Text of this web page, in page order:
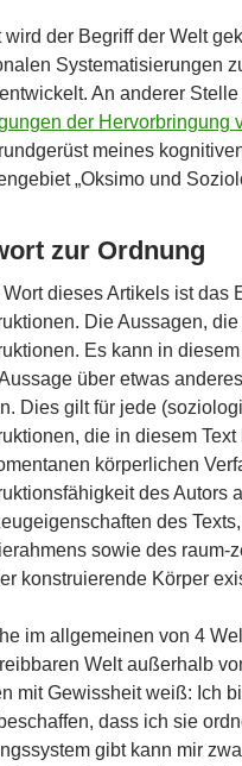
wird der Begriff der Welt
Systematisierungen
An anderer
der Hervorbringung
meines
„Oksimo und
zur Ordnung
dieses Artikels ist das
Die Aussagen,
Es kann in
über etwas
Dies gilt für jede
die in diesem
körperlichen
des Autors
des
sowie des raum-
konstruierende Körper
im allgemeinen von 4
Welt außerhalb
mit Gewissheit weiß: Ich
dass ich sie
gibt kann mir